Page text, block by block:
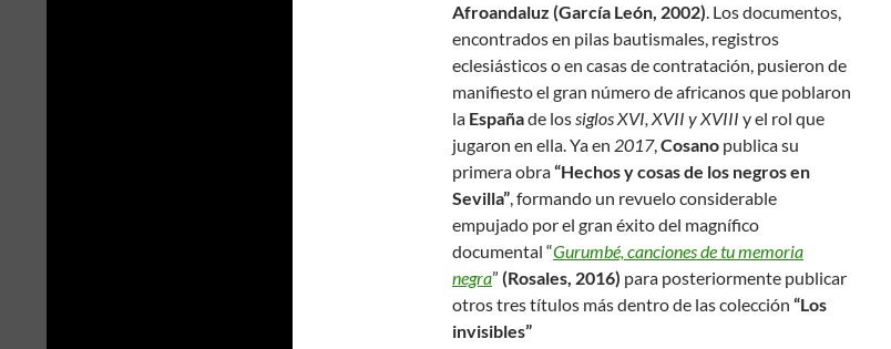
Afroandaluz (García León, 2002). Los documentos,
encontrados en pilas bautismales, registros
eclesiásticos o en casas de contratación, pusieron de
manifiesto el gran número de africanos que poblaron
la Españade lossiglos XVI, XVII y XVIII y el rol que
jugaron en ella. Ya en 2017,Cosano publica su
primera obra“Hechos y cosas de los negros en
Sevilla”, formando un revuelo considerable
empujado por el gran éxito del magnífico
documental “Gurumbé, canciones de tu memoria
negra” (Rosales, 2016) para posteriormente publicar
otros tres títulos más dentro de las colección “Los
invisibles”